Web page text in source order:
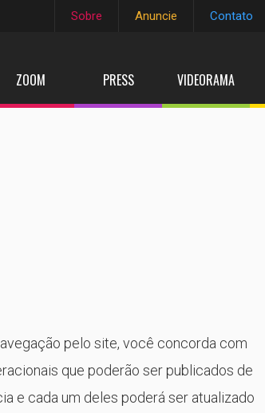
Sobre Anuncie Contato
ZOOM PRESS VIDEORAMA
pelo site, você concorda com
que poderão ser publicados de
e cada um deles poderá ser atualizado